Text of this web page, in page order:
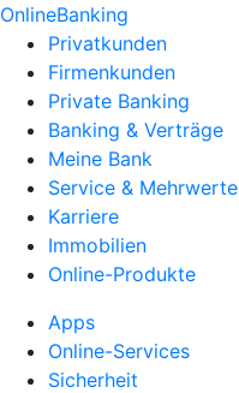
OnlineBanking
Privatkunden
Firmenkunden
Private Banking
Banking & Verträge
Meine Bank
Service & Mehrwerte
Karriere
Immobilien
Online-Produkte
Apps
Online-Services
Sicherheit